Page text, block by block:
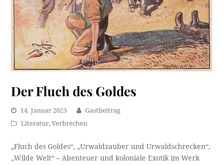
Der Fluch des Goldes
14. Januar 2023
Gastbeitrag
Literatur,Verbrechen
„Fluch des Goldes“, „Urwaldzauber und Urwaldschrecken“,
„Wilde Welt“ – Abenteuer und koloniale Exotik im Werk